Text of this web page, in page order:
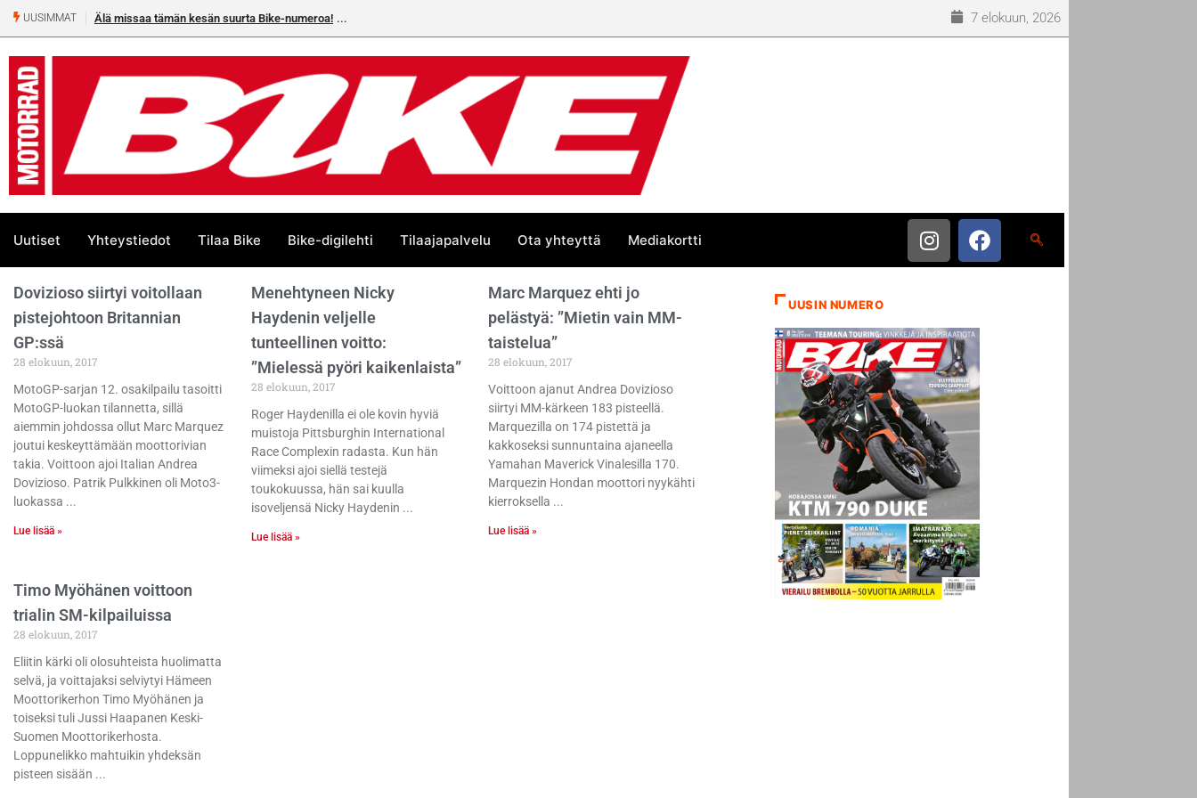
UUSIMMAT Älä missaa tämän kesän suurta Bike-numeroa! 7 elokuun, 2026
Uutiset Yhteystiedot Tilaa Bike Bike-digilehti Tilaajapalvelu Ota yhteyttä Mediakortti
Dovizioso siirtyi voitollaan
pistejohtoon Britannian
GP:ssä
28 elokuun, 2017
MotoGP-sarjan 12. osakilpailu tasoitti
MotoGP-luokan tilannetta, sillä
aiemmin johdossa ollut Marc Marquez
joutui keskeyttämään moottorivian
takia. Voittoon ajoi Italian Andrea
Dovizioso. Patrik Pulkkinen oli Moto3-
luokassa
Lue lisää »
Menehtyneen Nicky
Haydenin veljelle
tunteellinen voitto:
”Mielessä pyöri kaikenlaista”
28 elokuun, 2017
Roger Haydenilla ei ole kovin hyviä
muistoja Pittsburghin International
Race Complexin radasta. Kun hän
viimeksi ajoi siellä testejä
toukokuussa, hän sai kuulla
isoveljensä Nicky Haydenin
Lue lisää »
Marc Marquez ehti jo
pelästyä: ”Mietin vain MM-
taistelua”
28 elokuun, 2017
Voittoon ajanut Andrea Dovizioso
siirtyi MM-kärkeen 183 pisteellä.
Marquezilla on 174 pistettä ja
kakkoseksi sunnuntaina ajaneella
Yamahan Maverick Vinalesilla 170.
Marquezin Hondan moottori nyykähti
kierroksella
Lue lisää »
Timo Myöhänen voittoon
trialin SM-kilpailuissa
28 elokuun, 2017
Eliitin kärki oli olosuhteista huolimatta
selvä, ja voittajaksi selviytyi Hämeen
Moottorikerhon Timo Myöhänen ja
toiseksi tuli Jussi Haapanen Keski-
Suomen Moottorikerhosta.
Loppunelikko mahtuikin yhdeksän
pisteen sisään
UUSIN NUMERO